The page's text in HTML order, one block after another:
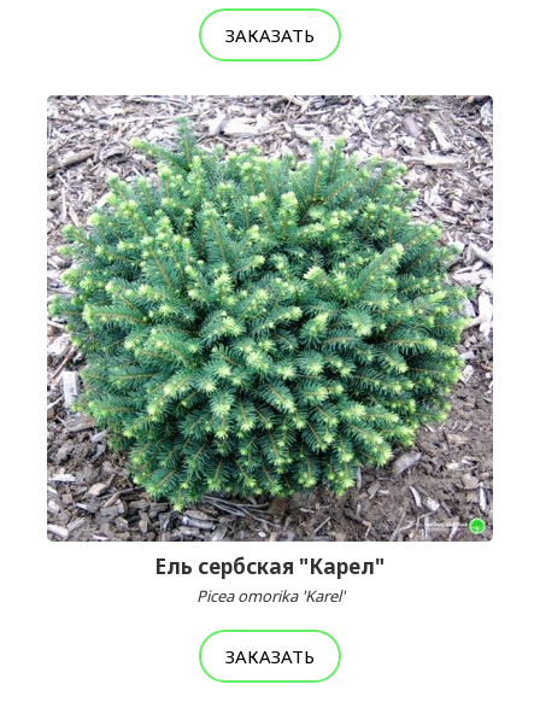
ЗАКАЗАТЬ
Ель сербская "Карел"
Picea omorika 'Karel'
ЗАКАЗАТЬ